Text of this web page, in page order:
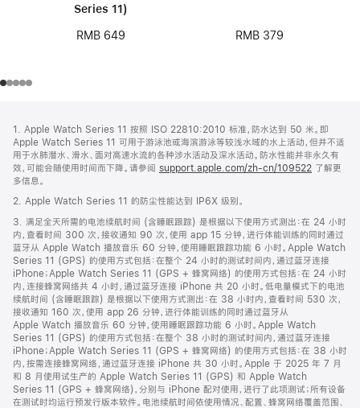
Series 11)
RMB 649 RMB 379
页
页
脚
注
1. Apple Watch Series 11 按照 ISO 22810:2010 标准，防水达到 50 米。即
Apple Watch Series 11 可用于游泳池或海滨游泳等较浅水域的水上活动，但并不适
用于水肺潜水、滑水、面对高速水流的各种涉水活动及深水活动。防水性能并非永久有
效，可能会随使用时间而下降。请参阅 support.apple.com/zh-cn/109522 了解更
多信息。
2. Apple Watch Series 11 的防尘性能达到 IP6X 级别。
3. 满足全天所需的电池续航时间 (含睡眠跟踪) 是根据以下使用方式测出：在 24 小时
内，查看时间 300 次，接收通知 90 次，使用 app 15 分钟，进行体能训练的同时通过
蓝牙从 Apple Watch 播放音乐 60 分钟，使用睡眠跟踪功能 6 小时。Apple Watch
Series 11 (GPS) 的使用方式包括：在整个 24 小时的测试时间内，通过蓝牙连接
iPhone；Apple Watch Series 11 (GPS + 蜂窝网络) 的使用方式包括：在 24 小时
内，连接蜂窝网络共 4 小时，通过蓝牙连接 iPhone 共 20 小时。低电量模式下的电池
续航时间 (含睡眠跟踪) 是根据以下使用方式测出：在 38 小时内，查看时间 530 次，
接收通知 160 次，使用 app 26 分钟，进行体能训练的同时通过蓝牙从
Apple Watch 播放音乐 60 分钟，使用睡眠跟踪功能 6 小时。Apple Watch
Series 11 (GPS) 的使用方式包括：在整个 38 小时的测试时间内，通过蓝牙连接
iPhone；Apple Watch Series 11 (GPS + 蜂窝网络) 的使用方式包括：在 38 小时
内，按需连接蜂窝网络，通过蓝牙连接 iPhone 共 30 小时。Apple 于 2025 年 7 月
和 8 月使用试生产的 Apple Watch Series 11 (GPS) 和 Apple Watch
Series 11 (GPS + 蜂窝网络)，分别与 iPhone 配对使用，进行了此项测试；所有设备
在测试时均运行预发行版本软件。电池续航时间依使用情况、配置、蜂窝网络覆盖范围、